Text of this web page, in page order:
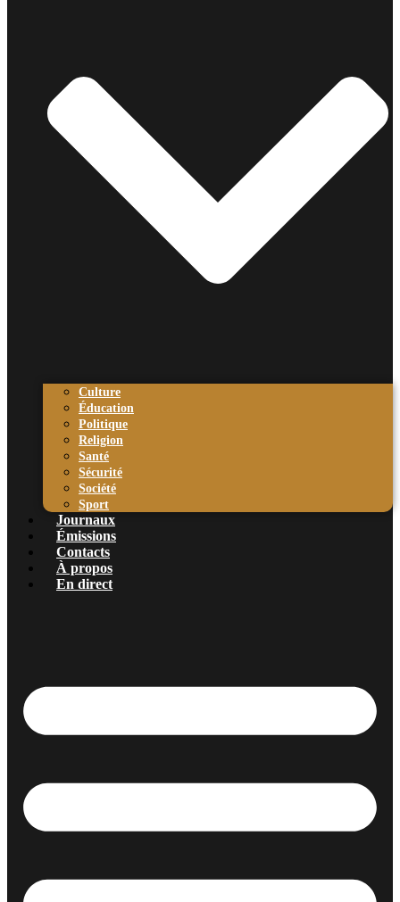
Culture
Éducation
Politique
Religion
Santé
Sécurité
Société
Sport
Journaux
Émissions
Contacts
À propos
En direct